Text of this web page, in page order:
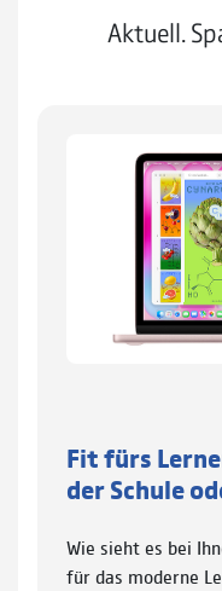
Aktuell.
Fit fürs
der Schule
Wie sieht es bei
für das moderne